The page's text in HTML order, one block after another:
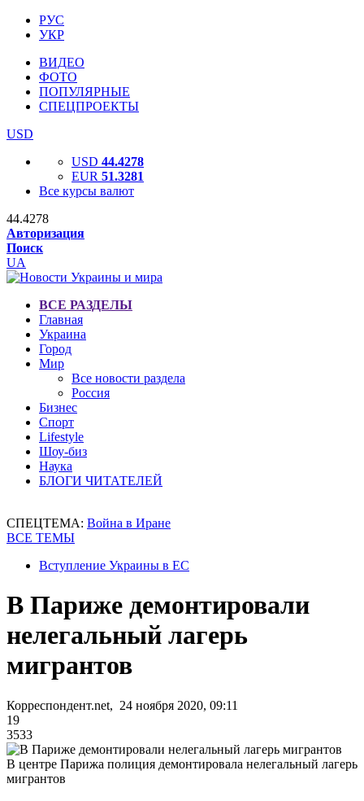
РУС
УКР
ВИДЕО
ФОТО
ПОПУЛЯРНЫЕ
СПЕЦПРОЕКТЫ
USD
USD 44.4278
EUR 51.3281
Все курсы валют
44.4278
Авторизация
Поиск
UA
ВСЕ РАЗДЕЛЫ
Главная
Украина
Город
Мир
Все новости раздела
Россия
Бизнес
Спорт
Lifestyle
Шоу-биз
Наука
БЛОГИ ЧИТАТЕЛЕЙ
СПЕЦТЕМА: Война в Иране
ВСЕ ТЕМЫ
Вступление Украины в ЕС
В Париже демонтировали
нелегальный лагерь
мигрантов
Корреспондент.net, 24 ноября 2020, 09:11
19
3533
В центре Парижа полиция демонтировала нелегальный лагерь
мигрантов